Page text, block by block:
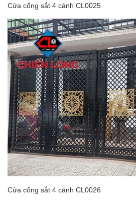
Cửa cổng sắt 4 cánh CL0025
Cửa cổng sắt 4 cánh CL0026